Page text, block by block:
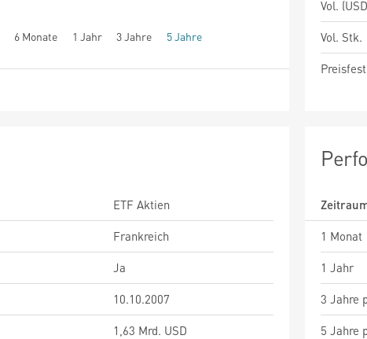
6 Monate 1 Jahr 3 Jahre 5 Jahre
Vol.
Vol. Stk.
ETF Aktien
Frankreich
Ja
10.10.2007
1,63 Mrd. USD
1 Monat
1 Jahr
3 Jahre
5 Jahre